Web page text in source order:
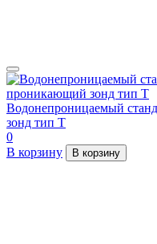
Водонепроницаемый
зонд тип Т
0
В корзину
В корзину